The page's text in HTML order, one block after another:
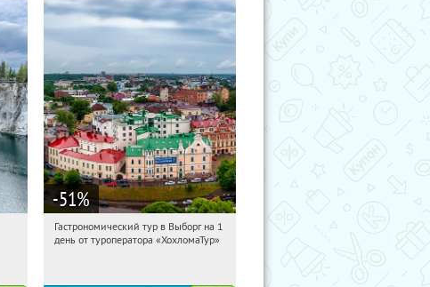
-51%
11:47:40 Купили:2
Гастрономический тур в Выборг на 1
день от туроператора «ХохломаТур»